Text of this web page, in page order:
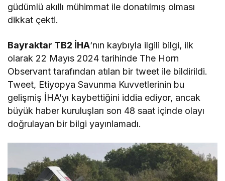
güdümlü akıllı mühimmat ile donatılmış olması
dikkat çekti.
Bayraktar TB2 İHA‘nın kaybıyla ilgili bilgi, ilk
olarak 22 Mayıs 2024 tarihinde The Horn
Observant tarafından atılan bir tweet ile bildirildi.
Tweet, Etiyopya Savunma Kuvvetlerinin bu
gelişmiş İHA’yı kaybettiğini iddia ediyor, ancak
büyük haber kuruluşları son 48 saat içinde olayı
doğrulayan bir bilgi yayınlamadı.